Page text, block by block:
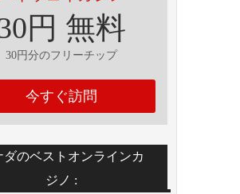
円 無料
30円分のフリーチップ
今すぐ訪問
ダのベストオンラインカ
ジノ :